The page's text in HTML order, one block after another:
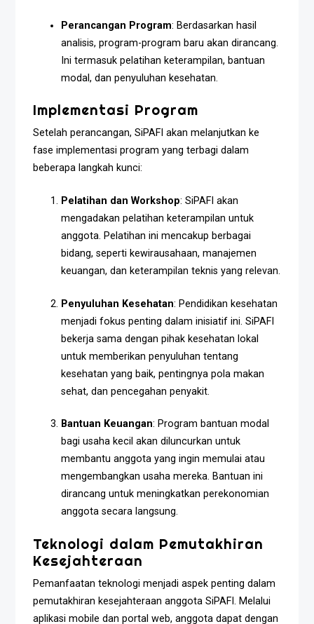
Perancangan Program: Berdasarkan hasil
analisis, program-program baru akan dirancang.
Ini termasuk pelatihan keterampilan, bantuan
modal, dan penyuluhan kesehatan.
Implementasi Program
Setelah perancangan, SiPAFI akan melanjutkan ke
fase implementasi program yang terbagi dalam
beberapa langkah kunci:
Pelatihan dan Workshop: SiPAFI akan
mengadakan pelatihan keterampilan untuk
anggota. Pelatihan ini mencakup berbagai
bidang, seperti kewirausahaan, manajemen
keuangan, dan keterampilan teknis yang relevan.
Penyuluhan Kesehatan: Pendidikan kesehatan
menjadi fokus penting dalam inisiatif ini. SiPAFI
bekerja sama dengan pihak kesehatan lokal
untuk memberikan penyuluhan tentang
kesehatan yang baik, pentingnya pola makan
sehat, dan pencegahan penyakit.
Bantuan Keuangan: Program bantuan modal
bagi usaha kecil akan diluncurkan untuk
membantu anggota yang ingin memulai atau
mengembangkan usaha mereka. Bantuan ini
dirancang untuk meningkatkan perekonomian
anggota secara langsung.
Teknologi dalam Pemutakhiran
Kesejahteraan
Pemanfaatan teknologi menjadi aspek penting dalam
pemutakhiran kesejahteraan anggota SiPAFI. Melalui
aplikasi mobile dan portal web, anggota dapat dengan